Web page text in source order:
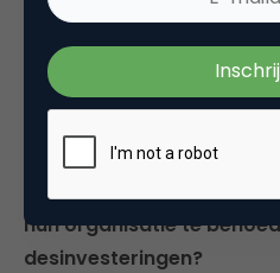
Lastig bij de afweging
doel’ is dat nieuwe media
aandacht trekken – ook
afgeschreven. We
van de krant. Wat
hun organisatie te
desinvesteringen?